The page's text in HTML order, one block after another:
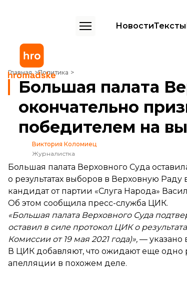
НовостиТексты
Главная Политика
Большая палата Верховного Суда окончательно
Большая палата
окончательно
победителем на
Виктория Коломиец
Журналистка
Большая палата Верховного Суда
о результатах выборов в Верховную
кандидат от партии «Слуга Народа»
Об этом сообщила пресс-служба ЦИК.
«Большая палата Верховного Суда
оставил в силе протокол ЦИК о
Комиссии от 19 мая 2021 года)», — указано
В ЦИК добавляют, что ожидают еще одно
апелляции в похожем деле.